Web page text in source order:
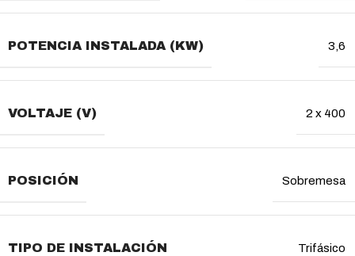
POTENCIA INSTALADA (KW) 3,6
VOLTAJE (V) 2 x 400
POSICIÓN Sobremesa
TIPO DE INSTALACIÓN Trifásico